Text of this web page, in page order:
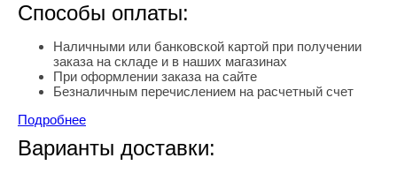
Способы оплаты:
Наличными или банковской картой при получении
заказа на складе и в наших магазинах
При оформлении заказа на сайте
Безналичным перечислением на расчетный счет
Подробнее
Варианты доставки: